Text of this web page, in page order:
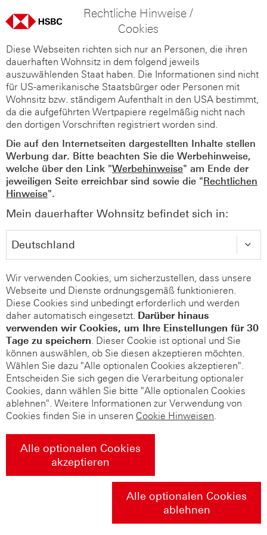
Rechtliche Hinweise /
Cookies
Diese Webseiten richten sich nur an Personen, die ihren
dauerhaften Wohnsitz in dem folgend jeweils
auszuwählenden Staat haben. Die Informationen sind nicht
für US-amerikanische Staatsbürger oder Personen mit
Wohnsitz bzw. ständigem Aufenthalt in den USA bestimmt,
da die aufgeführten Wertpapiere regelmäßig nicht nach
den dortigen Vorschriften registriert worden sind.
Die auf den Internetseiten dargestellten Inhalte stellen
Werbung dar. Bitte beachten Sie die Werbehinweise,
welche über den Link "Werbehinweise" am Ende der
jeweiligen Seite erreichbar sind sowie die "Rechtlichen
Hinweise".
Mein dauerhafter Wohnsitz befindet sich in:
Wir verwenden Cookies, um sicherzustellen, dass unsere
Webseite und Dienste ordnungsgemäß funktionieren.
Diese Cookies sind unbedingt erforderlich und werden
daher automatisch eingesetzt. Darüber hinaus
verwenden wir Cookies, um Ihre Einstellungen für 30
Tage zu speichern. Dieser Cookie ist optional und Sie
können auswählen, ob Sie diesen akzeptieren möchten.
Wählen Sie dazu "Alle optionalen Cookies akzeptieren".
Entscheiden Sie sich gegen die Verarbeitung optionaler
Cookies, dann wählen Sie bitte "Alle optionalen Cookies
ablehnen". Weitere Informationen zur Verwendung von
Cookies finden Sie in unseren Cookie Hinweisen.
Alle optionalen Cookies
akzeptieren
Alle optionalen Cookies
ablehnen